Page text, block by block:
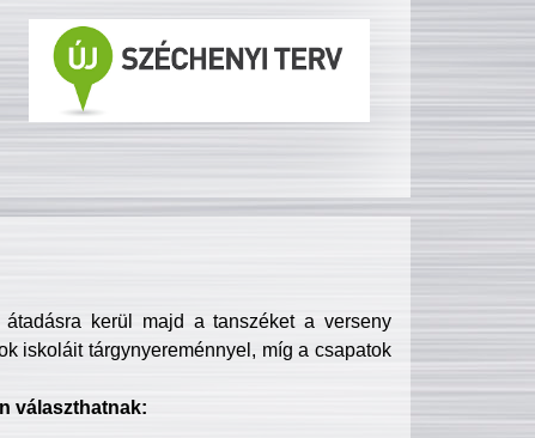
kerül majd a tanszéket a verseny
iskoláit tárgynyereménnyel, míg a csapatok
választhatnak: